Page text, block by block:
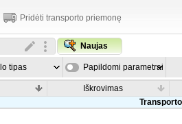
Pridėti transporto priemonę
Naujas
tipas Papildomi parametrai
Iškrovimas